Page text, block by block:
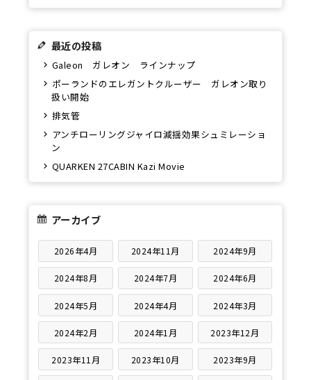
最近の投稿
Galeon ガレオン ラインナップ
ポーランドのエレガントクルーザー ガレオン取り
扱い開始
排気管
アンチローリングジャイロ減揺効果シュミレーショ
ン
QUARKEN 27CABIN Kazi Movie
アーカイブ
2026年4月 2024年11月 2024年9月
2024年8月 2024年7月 2024年6月
2024年5月 2024年4月 2024年3月
2024年2月 2024年1月 2023年12月
2023年11月 2023年10月 2023年9月